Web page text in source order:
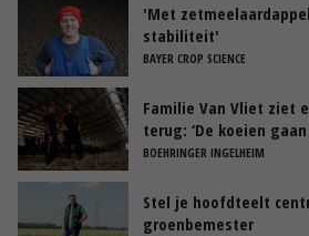
'Met
stabiliteit'
BAYER CROP SCIENCE
Familie Van Vliet ziet
terug: ‘De koeien
BOEHRINGER INGELHEIM
Stel je hoofdteelt
groenbemester